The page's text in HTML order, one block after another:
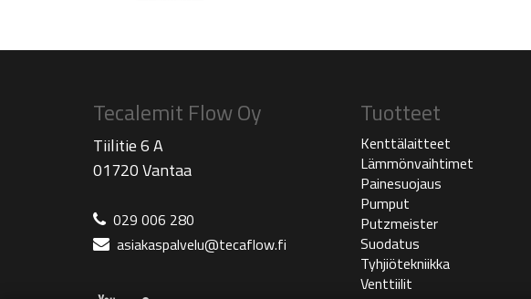
Tecalemit Flow Oy
Tiilitie 6 A
01720 Vantaa
029 006 280
asiakaspalvelu@tecaflow.fi
Tuotteet
Kenttälaitteet
Lämmönvaihtimet
Painesuojaus
Pumput
Putzmeister
Suodatus
Tyhjiötekniikka
Venttiilit